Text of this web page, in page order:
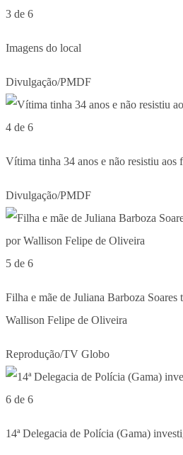
3 de 6
Imagens do local
Divulgação/PMDF
4 de 6
Vítima tinha 34 anos e não resistiu aos
Divulgação/PMDF
5 de 6
Filha e mãe de Juliana Barboza
Wallison Felipe de Oliveira
Reprodução/TV Globo
6 de 6
14ª Delegacia de Polícia (Gama)